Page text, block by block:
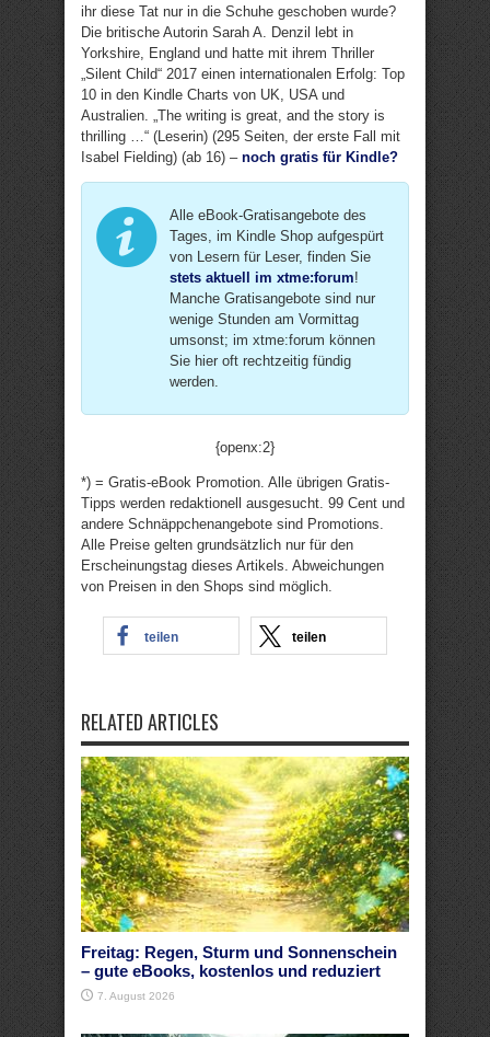
ihr diese Tat nur in die Schuhe geschoben wurde?
Die britische Autorin Sarah A. Denzil lebt in
Yorkshire, England und hatte mit ihrem Thriller
„Silent Child“ 2017 einen internationalen Erfolg: Top
10 in den Kindle Charts von UK, USA und
Australien. „The writing is great, and the story is
thrilling …“ (Leserin) (295 Seiten, der erste Fall mit
Isabel Fielding) (ab 16) – noch gratis für Kindle?
Alle eBook-Gratisangebote des
Tages, im Kindle Shop aufgespürt
von Lesern für Leser, finden Sie
stets aktuell im xtme:forum!
Manche Gratisangebote sind nur
wenige Stunden am Vormittag
umsonst; im xtme:forum können
Sie hier oft rechtzeitig fündig
werden.
{openx:2}
*) = Gratis-eBook Promotion. Alle übrigen Gratis-
Tipps werden redaktionell ausgesucht. 99 Cent und
andere Schnäppchenangebote sind Promotions.
Alle Preise gelten grundsätzlich nur für den
Erscheinungstag dieses Artikels. Abweichungen
von Preisen in den Shops sind möglich.
teilen teilen
RELATED ARTICLES
Freitag: Regen, Sturm und Sonnenschein
– gute eBooks, kostenlos und reduziert
7. August 2026